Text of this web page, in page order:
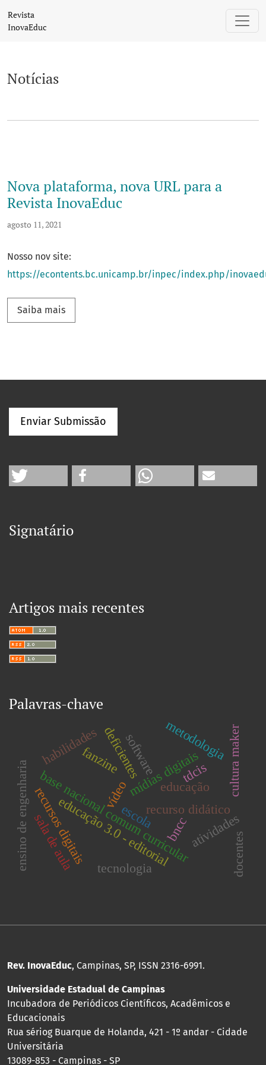
Notícias
Revista
InovaEduc
Notícias
Nova plataforma, nova URL para a
Revista InovaEduc
agosto 11, 2021
Nosso nov site:
https://econtents.bc.unicamp.br/inpec/index.php/
Saiba maisSaiba mais sobre Nova plataforma, nova URL
Enviar Submissão
Signatário
Artigos mais recentes
Palavras-chave
educação
vídeo recurso didático
mídias digitais
fanzine
base nacional comum curricular
educação 3.0 - editorial
software
recursos digitais bncc
tdcis
habilidades
atividades
metodologia
sala de aula
cultura maker
ensino de engenharia tecnologia
deficientes
escola
docentes
Rev. InovaEduc, Campinas, SP, ISSN 2316-6991.
Universidade Estadual de Campinas
Incubadora de Periódicos Científicos, Acadêmicos e
Educacionais
Rua sériog Buarque de Holanda, 421 - 1º andar - Cidade
Universitária
13089-853 - Campinas - SP